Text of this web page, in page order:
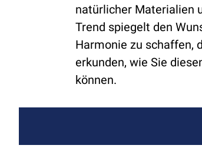
natürlicher Materialien
Trend spiegelt den
Harmonie zu schaffen,
erkunden, wie Sie
können.